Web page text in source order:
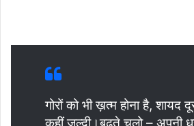
गोरों को भी ख़त्म होना है, शायद